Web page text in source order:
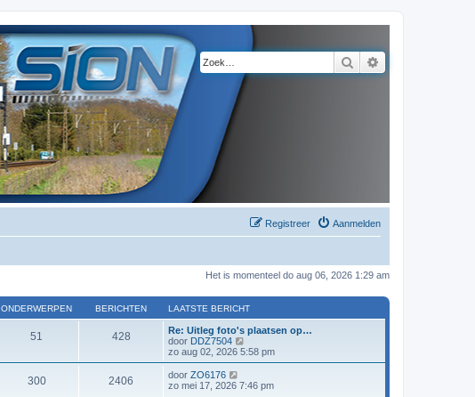
Zoek
Aanmelden
Registreer
Het is momenteel do aug 06, 2026 1:29 am
ONDERWERPEN BERICHTEN LAATSTE BERICHT
51 428
Re: Uitleg foto's plaatsen op…
door DDZ7504
e
k
j
zo aug 02, 2026 5:58 pm
300 2406 door ZO6176
e
zo mei 17, 2026 7:46 pm